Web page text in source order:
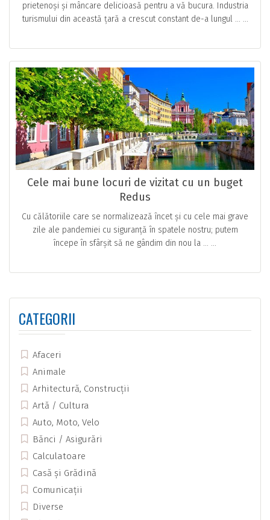
prietenoși și mâncare delicioasă pentru a vă bucura. Industria
turismului din această țară a crescut constant de-a lungul … ...
Cele mai bune locuri de vizitat cu un buget
Redus
Cu călătoriile care se normalizează încet și cu cele mai grave
zile ale pandemiei cu siguranță în spatele nostru; putem
începe în sfârșit să ne gândim din nou la … ...
CATEGORII
Afaceri
Animale
Arhitectură, Construcții
Artă / Cultura
Auto, Moto, Velo
Bănci / Asigurări
Calculatoare
Casă și Grădină
Comunicații
Diverse